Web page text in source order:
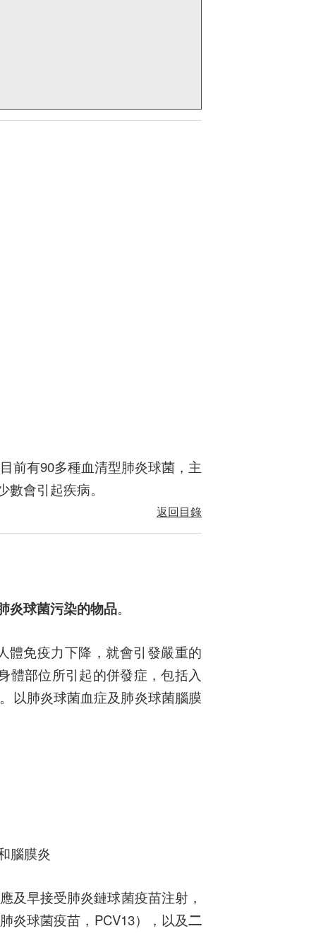
前有90多種血清型肺炎球菌，主
會引起疾病。
返回目錄
炎球菌污染的物品。
體免疫力下降，就會引發嚴重的
體部位所引起的併發症，包括入
。以肺炎球菌血症及肺炎球菌腦膜
腦膜炎
及早接受肺炎鏈球菌疫苗注射，
炎球菌疫苗，PCV13），以及二